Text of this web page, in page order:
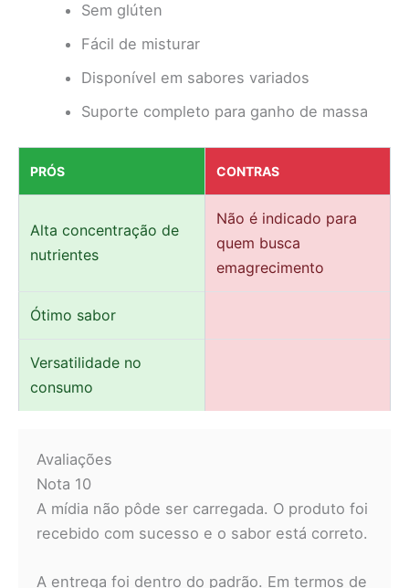
Sem glúten
Fácil de misturar
Disponível em sabores variados
Suporte completo para ganho de massa
PRÓS CONTRAS
Alta concentração de
nutrientes
Não é indicado para
quem busca
emagrecimento
Ótimo sabor
Versatilidade no
consumo
Avaliações
Nota 10
A mídia não pôde ser carregada. O produto foi
recebido com sucesso e o sabor está correto.
A entrega foi dentro do padrão. Em termos de